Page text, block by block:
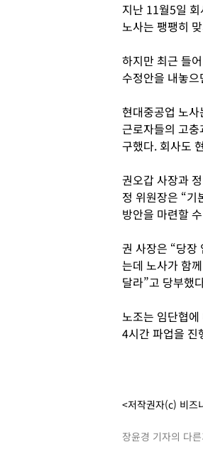
지난 11월5일
노사는 팽팽히
하지만 최근 들
수정안을 내놓
현대중공업 노
근로자들의 고
구했다. 회사도
권오갑 사장과
정 위원장은 “
방안을 마련할
권 사장은 “당장
는데 노사가 함
달라”고 당부했
노조는 임단협
4시간 파업을 진
<저작권자(c) 비즈
장윤경 기자의 다